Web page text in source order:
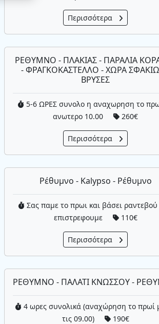
Περισσότερα
ΡΕΘΥΜΝΟ - ΠΛΑΚΙΑΣ - ΠΑΡΑΛΙΑ
- ΦΡΑΓΚΟΚΑΣΤΕΛΛΟ - ΧΩΡΑ
ΒΡΥΣΕΣ
5-6 ΩΡΕΣ συνολο η αναχωρηση το
ανωτερο 10.00
260€
Περισσότερα
Ρέθυμνο - Kalypso - Ρέθυμνο
Σας παμε το πρωι και βάσει
επιστρεφουμε
110€
Περισσότερα
ΡΕΘΥΜΝΟ - ΠΑΛΑΤΙ ΚΝΩΣΣΟΥ -
4 ωρες συνολικά (αναχώρηση το πρωί
τις 09.00)
190€